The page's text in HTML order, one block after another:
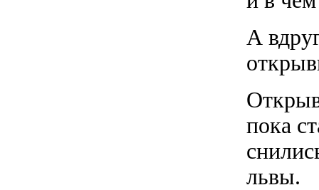
А
пока
львы.